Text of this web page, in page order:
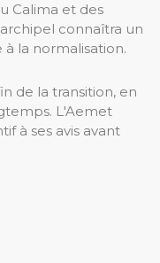
Calima et des
connaîtra un
la normalisation.
de la transition, en
L'Aemet
à ses avis avant